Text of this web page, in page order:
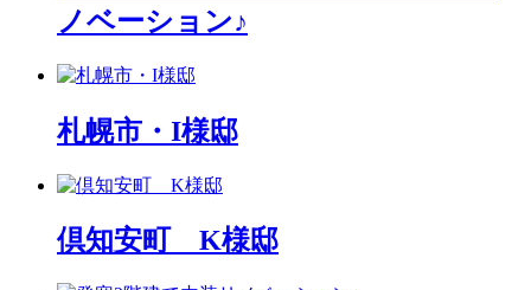
ノベーション♪
札幌市・I様邸
倶知安町 K様邸